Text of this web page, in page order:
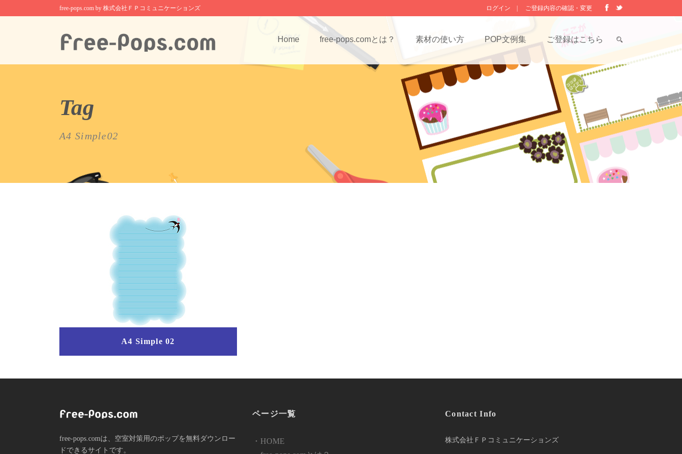
free-pops.com by 株式会社ＦＰコミュニケーションズ ログイン ご登録内容の確認・変更
Home free-pops.comとは？ 素材の使い方 POP文例集 ご登録はこちら
Tag
A4 Simple02
A4 Simple 02
free-pops.comは、空室対策用のポップを無料ダウンロー
ドできるサイトです。
ページ一覧
・HOME
Contact Info
株式会社ＦＰコミュニケーションズ